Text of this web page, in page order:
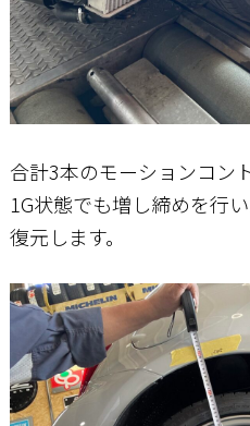
合計3本のモーションコン
1G状態でも増し締めを行
復元します。